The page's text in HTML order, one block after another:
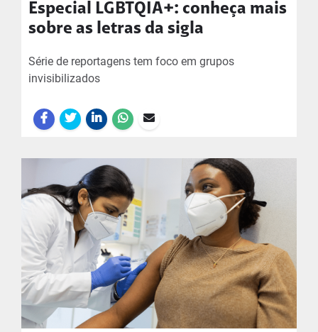
Especial LGBTQIA+: conheça mais
sobre as letras da sigla
Série de reportagens tem foco em grupos
invisibilizados